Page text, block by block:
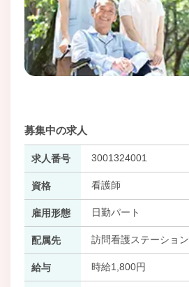
募集中の求人
求人番号 3001324001
資格 看護師
雇用形態 日勤パート
配属先 訪問看護ステーション
給与 時給1,800円